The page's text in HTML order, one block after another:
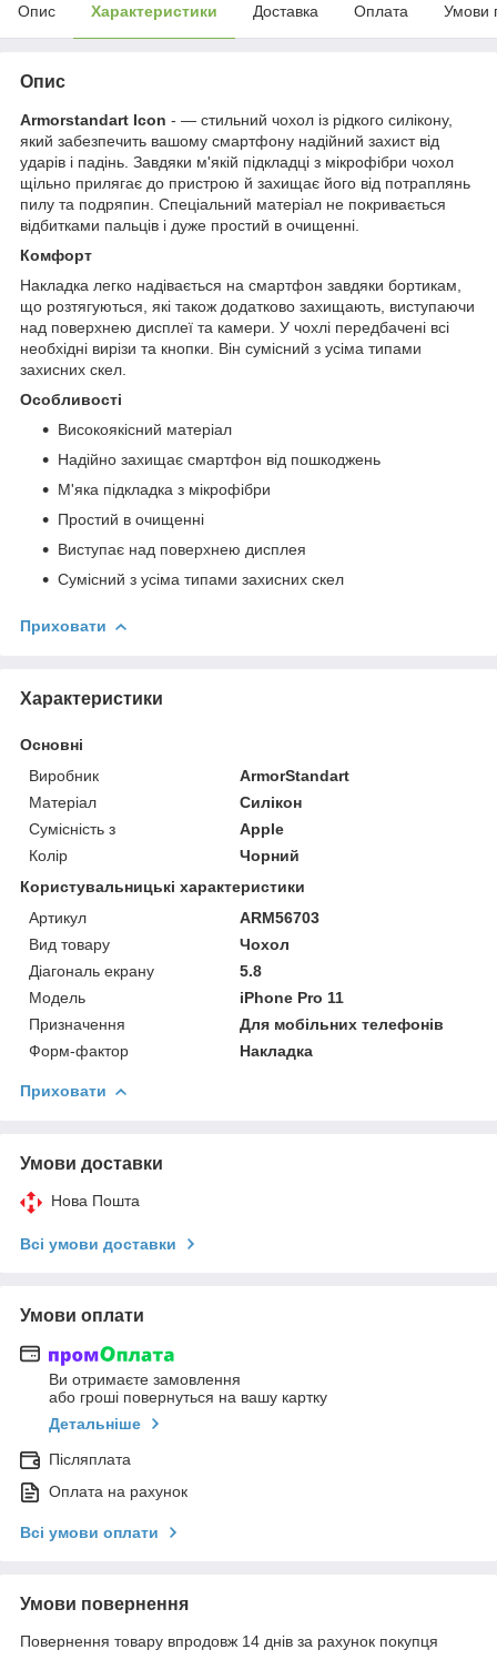
Опис Характеристики Доставка Оплата Умови
Опис
Armorstandart Icon - — стильний чохол із рідкого силікону,
який забезпечить вашому смартфону надійний захист від
ударів і падінь. Завдяки м'якій підкладці з мікрофібри чохол
щільно прилягає до пристрою й захищає його від потраплянь
пилу та подряпин. Спеціальний матеріал не покривається
відбитками пальців і дуже простий в очищенні.
Комфорт
Накладка легко надівається на смартфон завдяки бортикам,
що розтягуються, які також додатково захищають, виступаючи
над поверхнею дисплеї та камери. У чохлі передбачені всі
необхідні вирізи та кнопки. Він сумісний з усіма типами
захисних скел.
Особливості
Високоякісний матеріал
Надійно захищає смартфон від пошкоджень
М'яка підкладка з мікрофібри
Простий в очищенні
Виступає над поверхнею дисплея
Сумісний з усіма типами захисних скел
Приховати
Характеристики
Основні
Виробник
ArmorStandart
Матеріал
Силікон
Сумісність з
Apple
Колір
Чорний
Користувальницькі характеристики
Артикул
ARM56703
Вид товару
Чохол
Діагональ екрану
5.8
Модель
iPhone Pro 11
Призначення
Для мобільних телефонів
Форм-фактор
Накладка
Приховати
Умови доставки
Нова Пошта
Всі умови доставки
Умови оплати
Ви отримаєте замовлення
або гроші повернуться на вашу картку
Детальніше
Післяплата
Оплата на рахунок
Всі умови оплати
Умови повернення
Повернення товару впродовж 14 днів за рахунок покупця